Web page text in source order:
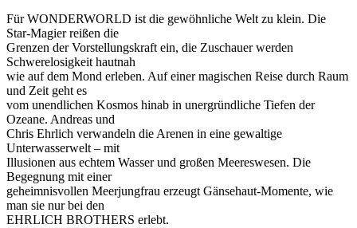
Für WONDERWORLD ist die gewöhnliche Welt zu klein. Die
Star-Magier reißen die
Grenzen der Vorstellungskraft ein, die Zuschauer werden
Schwerelosigkeit hautnah
wie auf dem Mond erleben. Auf einer magischen Reise durch Raum
und Zeit geht es
vom unendlichen Kosmos hinab in unergründliche Tiefen der
Ozeane. Andreas und
Chris Ehrlich verwandeln die Arenen in eine gewaltige
Unterwasserwelt – mit
Illusionen aus echtem Wasser und großen Meereswesen. Die
Begegnung mit einer
geheimnisvollen Meerjungfrau erzeugt Gänsehaut-Momente, wie
man sie nur bei den
EHRLICH BROTHERS erlebt.